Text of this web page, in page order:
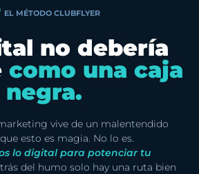
EL MÉTODO CLUBFLYER
no debería
como una caja
negra.
vive de un malentendido
esto es magia. No lo es.
lo digital para potenciar tu
del humo solo hay una ruta bien